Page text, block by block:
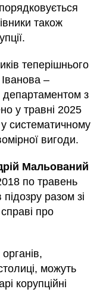
також
теперішнього
–
департаментом з
у травні 2025
у систематичному
вигоди.
Мальований
по травень
разом зі
про
можуть
корупційні